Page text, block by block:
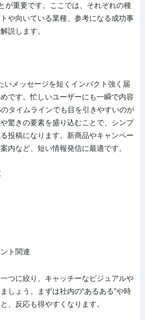
が重要です。ここでは、それぞれの種
や向いている業種、参考になる成功事
説します。
いメッセージを短くインパクト強く届
です。忙しいユーザーにも一瞬で内容
タイムラインでも目を引きやすいのが
驚きの要素を盛り込むことで、シンプ
投稿になります。新商品やキャンペー
内など、短い情報発信に最適です。
ト関連
つに絞り、キャッチーなビジュアルや
しょう。まずは社内の“あるある”や時
、反応も得やすくなります。